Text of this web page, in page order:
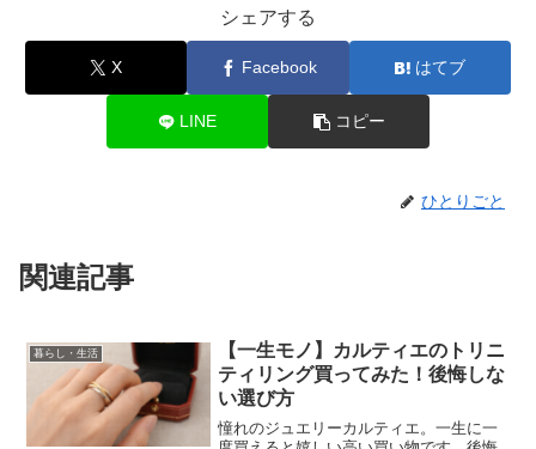
シェアする
X Facebook はてブ
LINE コピー
ひとりごと
関連記事
暮らし・生活
【一生モノ】カルティエのトリニ
ティリング買ってみた！後悔しな
い選び方
憧れのジュエリーカルティエ。一生に一